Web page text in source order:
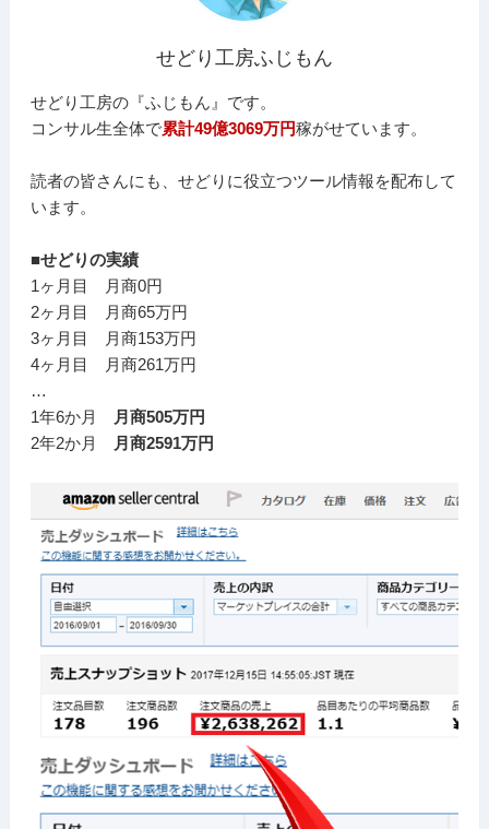
せどり工房ふじもん
せどり工房の『ふじもん』です。
コンサル生全体で累計49億3069万円稼がせています。
読者の皆さんにも、せどりに役立つツール情報を配布して
います。
■せどりの実績
1ヶ月目 月商0円
2ヶ月目 月商65万円
3ヶ月目 月商153万円
4ヶ月目 月商261万円
…
1年6か月
月商505万円
2年2か月
月商2591万円